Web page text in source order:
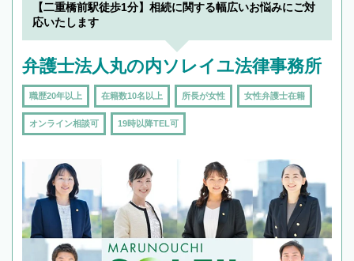
【二重橋前駅徒歩1分】相続に関する幅広いお悩みにご対
応いたします
弁護士法人丸の内ソレイユ法律事務所
職歴20年以上 在籍数10名以上 所長が女性 女性弁護士在籍
オンライン相談可 19時以降TEL可